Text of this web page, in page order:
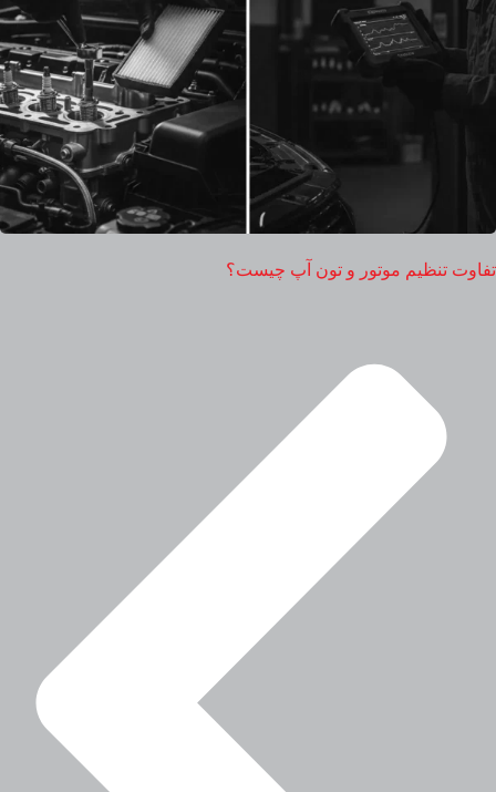
تفاوت تنظیم موتور و تون آپ چیست؟